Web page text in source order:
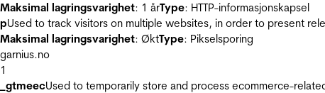
Maksimal lagringsvarighet: 1 årType: HTTP-informasjonskapsel
pUsed to track visitors on multiple websites, in order to present
Maksimal lagringsvarighet: ØktType: Pikselsporing
garnius.no
1
_gtmeecUsed to temporarily store and process ecommerce-